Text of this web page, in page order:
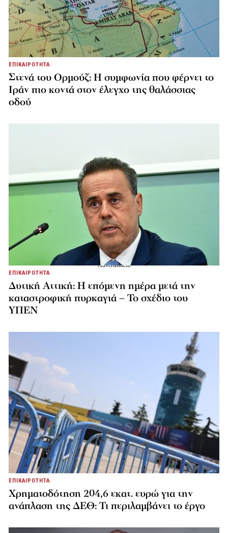
ΕΠΙΚΑΙΡΟΤΗΤΑ
Στενά του Ορμούζ: Η συμφωνία που φέρνει το
Ιράν πιο κοντά στον έλεγχο της θαλάσσιας
οδού
ΕΠΙΚΑΙΡΟΤΗΤΑ
Δυτική Αττική: Η επόμενη ημέρα μετά την
καταστροφική πυρκαγιά – Το σχέδιο του
ΥΠΕΝ
ΕΠΙΚΑΙΡΟΤΗΤΑ
Χρηματοδότηση 204,6 εκατ. ευρώ για την
ανάπλαση της ΔΕΘ: Τι περιλαμβάνει το έργο